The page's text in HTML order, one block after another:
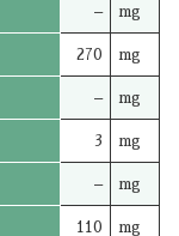
– mg
270 mg
– mg
3 mg
– mg
110 mg